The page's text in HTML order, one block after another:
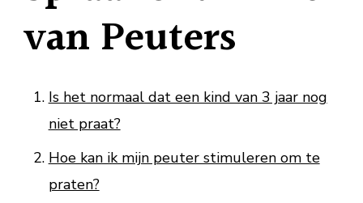
van Peuters
Is het normaal dat een kind van 3 jaar nog
niet praat?
Hoe kan ik mijn peuter stimuleren om te
praten?